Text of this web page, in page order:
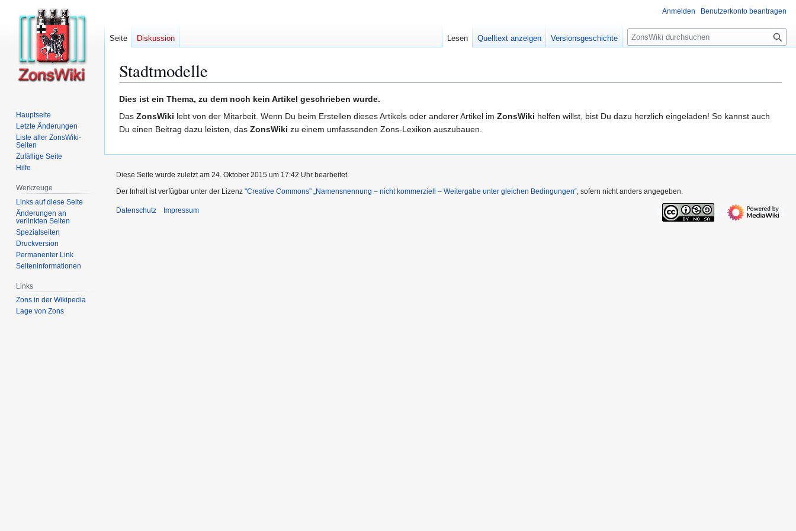
Stadtmodelle
Zur
Navigation
springen
Zur
Suche
springen
Dies ist ein Thema, zu dem noch kein Artikel geschrieben wurde.
Das ZonsWiki lebt von der Mitarbeit. Wenn Du beim Erstellen dieses Artikels oder anderer Artikel im ZonsWiki helfen willst, bist Du dazu herzlich eingeladen! So kannst auch
Du einen Beitrag dazu leisten, das ZonsWiki zu einem umfassenden Zons-Lexikon auszubauen.
Anmelden Benutzerkonto beantragen
Seite Diskussion Lesen Quelltext anzeigen Versionsgeschichte
S
u
e
Hauptseite
Letzte Änderungen
Liste aller ZonsWiki-
Seiten
Zufällige Seite
Hilfe
Werkzeuge
Links auf diese Seite
Änderungen an
verlinkten Seiten
Spezialseiten
Druckversion
Permanenter Link
Seiten­­informationen
Links
Zons in der Wikipedia
Lage von Zons
Diese Seite wurde zuletzt am 24. Oktober 2015 um 17:42 Uhr bearbeitet.
Der Inhalt ist verfügbar unter der Lizenz ''Creative Commons'' „Namensnennung – nicht kommerziell – Weitergabe unter gleichen Bedingungen“, sofern nicht anders angegeben.
Datenschutz Impressum